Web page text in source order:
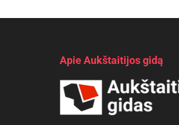
Apie Aukštaitijos gidą